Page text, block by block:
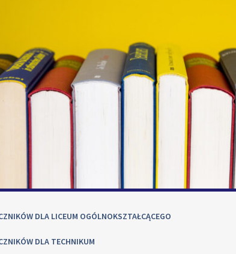
DLA LICEUM OGÓLNOKSZTAŁCĄCEGO
DLA TECHNIKUM